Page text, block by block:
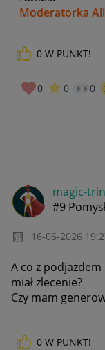
Moderatorka
0 W PUNKT!
0 0 0
magic-
#9
‎16-06-2026
A co z
miał zlecenie?
Czy mam
0 W PUNKT!